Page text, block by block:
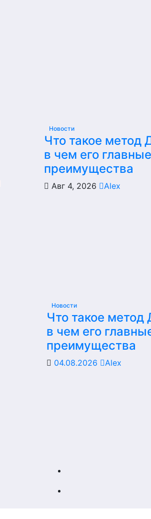
Новости
Что такое метод
в чем его главные
преимущества
Авг 4, 2026 Alex
Новости
Что такое
в чем его
преимущества
04.08.2026 Alex